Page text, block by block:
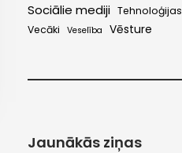
Sociālie mediji Tehnoloģijas
Vecāki Veselība Vēsture
Jaunākās ziņas